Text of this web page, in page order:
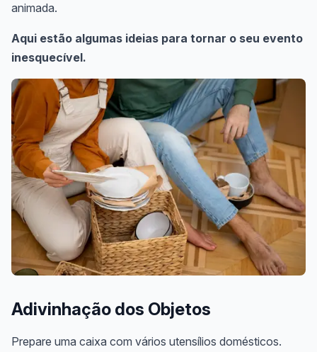
animada.
Aqui estão algumas ideias para tornar o seu evento
inesquecível.
Adivinhação dos Objetos
Prepare uma caixa com vários utensílios domésticos.